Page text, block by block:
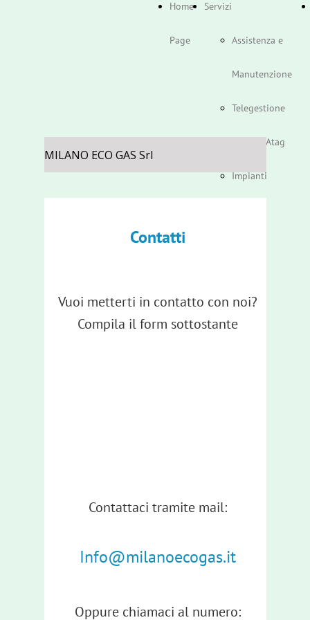
Home
Page
Servizi
Assistenza e
Manutenzione
Telegestione
Caldaie Atag
Impianti
MILANO ECO GAS Srl
Contatti
Vuoi metterti in contatto con noi?
Compila il form sottostante
Contattaci tramite mail:
Info@milanoecogas.it
Oppure chiamaci al numero: